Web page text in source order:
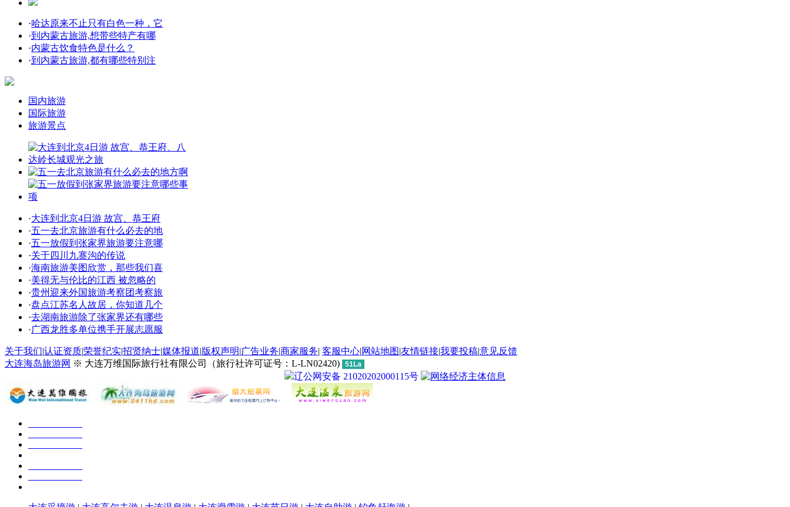
·哈达原来不止只有白色一种，它
·到内蒙古旅游,想带些特产有哪
·内蒙古饮食特色是什么？
·到内蒙古旅游,都有哪些特别注
国内旅游
国际旅游
旅游景点
·大连到北京4日游 故宫、恭王府
·五一去北京旅游有什么必去的地
·五一放假到张家界旅游要注意哪
·关于四川九寨沟的传说
·海南旅游美图欣赏，那些我们喜
·美得无与伦比的江西 被忽略的
·贵州迎来外国旅游考察团考察旅
·盘点江苏名人故居，你知道几个
·去湖南旅游除了张家界还有哪些
·广西龙胜多单位携手开展志愿服
关于我们|认证资质|荣誉纪实|招贤纳士|媒体报道|版权声明|广告业务|商家服务| 客服中心|网站地图|友情链接|我要投稿|意见反馈
大连海岛旅游网 ※ 大连万维国际旅行社有限公司（旅行社许可证号：L-LN02420) 51La
辽公网安备 21020202000115号